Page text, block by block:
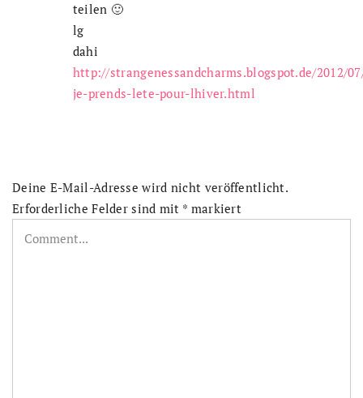
teilen 🙂
lg
dahi
http://strangenessandcharms.blogspot.de/2012/
je-prends-lete-pour-lhiver.html
Deine E-Mail-Adresse wird nicht veröffentlicht.
Erforderliche Felder sind mit * markiert